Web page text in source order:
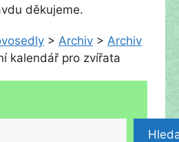
děkujeme.
> Archiv > Archiv
kalendář pro zvířata